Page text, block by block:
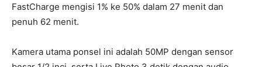
FastCharge mengisi 1% ke 50% dalam 27 menit dan
penuh 62 menit.
Kamera utama ponsel ini adalah 50MP dengan sensor